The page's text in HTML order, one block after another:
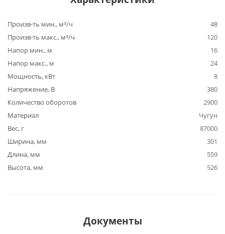
Произв-ть мин., м³/ч
48
Произв-ть макс., м³/ч
120
Напор мин., м
16
Напор макс., м
24
Мощность, кВт
8
Напряжение, В
380
Количество оборотов
2900
Материал
Чугун
Вес, г
87000
Ширина, мм
301
Длина, мм
559
Высота, мм
526
Документы